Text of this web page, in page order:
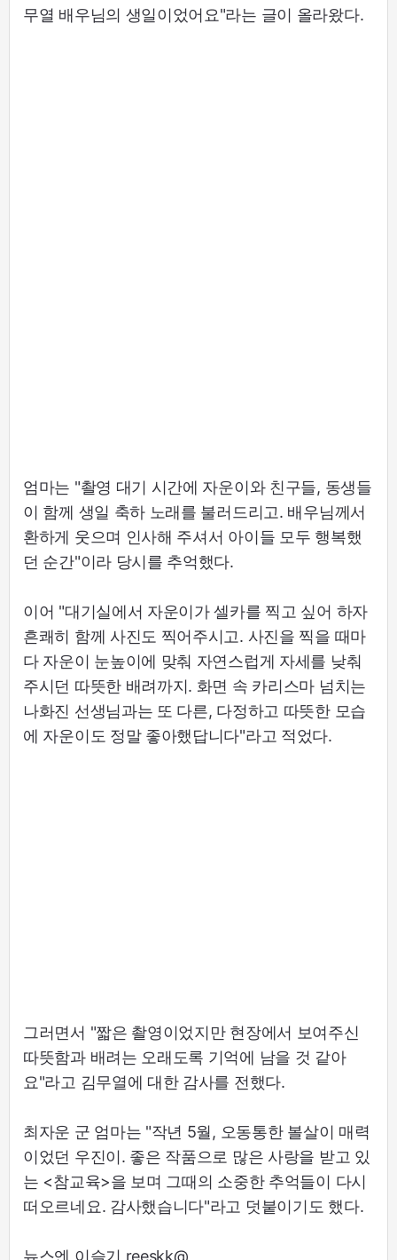
무열 배우님의 생일이었어요"라는 글이 올라왔다.
엄마는 "촬영 대기 시간에 자운이와 친구들, 동생들
이 함께 생일 축하 노래를 불러드리고. 배우님께서
환하게 웃으며 인사해 주셔서 아이들 모두 행복했
던 순간"이라 당시를 추억했다.
이어 "대기실에서 자운이가 셀카를 찍고 싶어 하자
흔쾌히 함께 사진도 찍어주시고. 사진을 찍을 때마
다 자운이 눈높이에 맞춰 자연스럽게 자세를 낮춰
주시던 따뜻한 배려까지. 화면 속 카리스마 넘치는
나화진 선생님과는 또 다른, 다정하고 따뜻한 모습
에 자운이도 정말 좋아했답니다"라고 적었다.
그러면서 "짧은 촬영이었지만 현장에서 보여주신
따뜻함과 배려는 오래도록 기억에 남을 것 같아
요"라고 김무열에 대한 감사를 전했다.
최자운 군 엄마는 "작년 5월, 오동통한 볼살이 매력
이었던 우진이. 좋은 작품으로 많은 사랑을 받고 있
는 <참교육>을 보며 그때의 소중한 추억들이 다시
떠오르네요. 감사했습니다"라고 덧붙이기도 했다.
뉴스엔 이슬기 reeskk@